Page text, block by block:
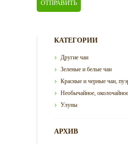
КАТЕГОРИИ
Другие чаи
Зеленые и белые чаи
Красные и черные чаи,
Необычайное, околочайное
Улуны
АРХИВ